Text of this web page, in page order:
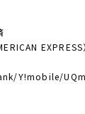
EXPRESS
Y!mobile/